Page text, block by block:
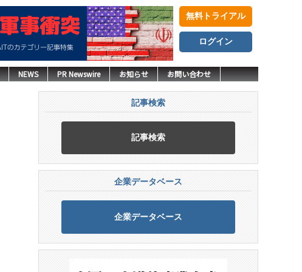
無料トライアル
ログイン
NEWS PR Newswire お知らせ お問い合わせ
記事検索
記事検索
企業データベース
企業データベース